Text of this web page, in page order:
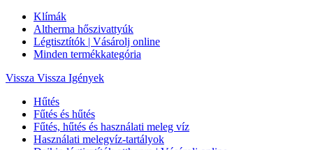
Klímák
Altherma hőszivattyúk
Légtisztítók | Vásárolj online
Minden termékkategória
Vissza Vissza Igények
Hűtés
Fűtés és hűtés
Fűtés, hűtés és használati meleg víz
Használati melegvíz-tartályok